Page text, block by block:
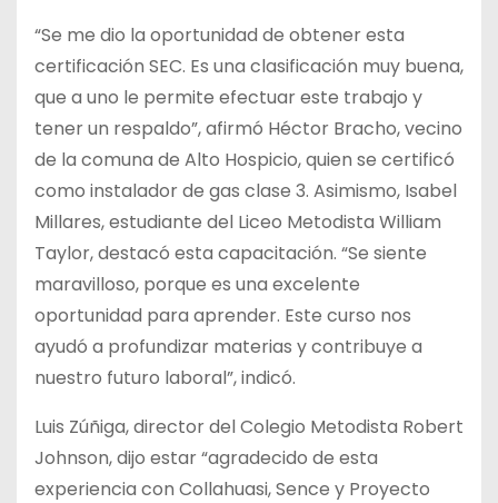
“Se me dio la oportunidad de obtener esta
certificación SEC. Es una clasificación muy buena,
que a uno le permite efectuar este trabajo y
tener un respaldo”, afirmó Héctor Bracho, vecino
de la comuna de Alto Hospicio, quien se certificó
como instalador de gas clase 3. Asimismo, Isabel
Millares, estudiante del Liceo Metodista William
Taylor, destacó esta capacitación. “Se siente
maravilloso, porque es una excelente
oportunidad para aprender. Este curso nos
ayudó a profundizar materias y contribuye a
nuestro futuro laboral”, indicó.
Luis Zúñiga, director del Colegio Metodista Robert
Johnson, dijo estar “agradecido de esta
experiencia con Collahuasi, Sence y Proyecto